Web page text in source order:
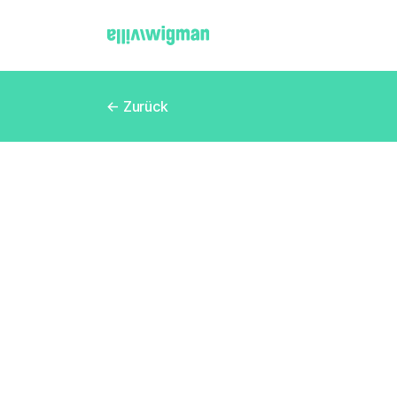
← Zurück